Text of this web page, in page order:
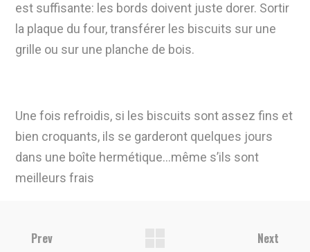
est suffisante: les bords doivent juste dorer. Sortir
la plaque du four, transférer les biscuits sur une
grille ou sur une planche de bois.
Une fois refroidis, si les biscuits sont assez fins et
bien croquants, ils se garderont quelques jours
dans une boîte hermétique…même s’ils sont
meilleurs frais
Prev Next